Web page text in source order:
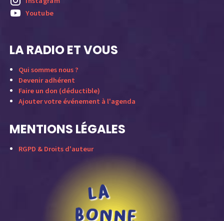
Youtube
LA RADIO ET VOUS
Qui sommes nous ?
Devenir adhérent
Faire un don (déductible)
Ajouter votre événement à l'agenda
MENTIONS LÉGALES
RGPD & Droits d'auteur